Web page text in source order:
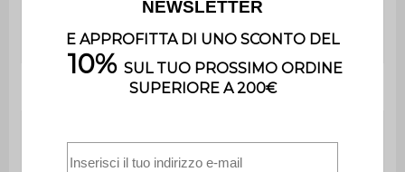
domestico
2 anni
Montaggio
istruzioni sono fornite.